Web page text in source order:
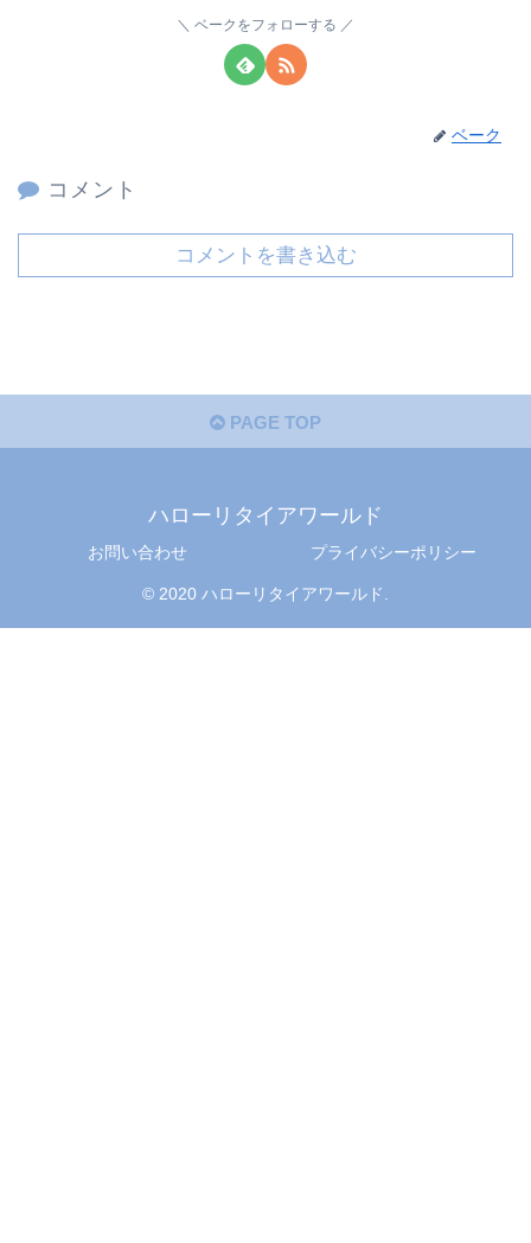
ベークをフォローする
ベーク
コメント
コメントを書き込む
PAGE TOP
ハローリタイアワールド
お問い合わせ プライバシーポリシー
© 2020 ハローリタイアワールド.